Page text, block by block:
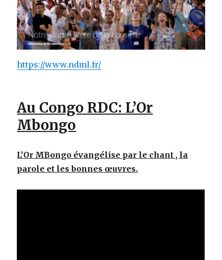
https://www.ndml.fr/
Au Congo RDC: L’Or
Mbongo
L’Or MBongo évangélise par le chant , la
parole et les bonnes œuvres.